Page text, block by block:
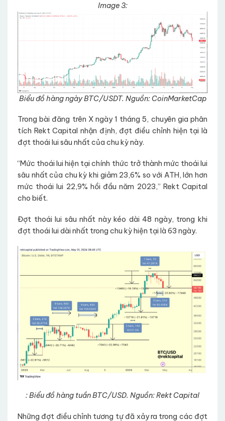
Image 3:
Biểu đồ hàng ngày BTC/USDT. Nguồn: CoinMarketCap
Trong bài đăng trên X ngày 1 tháng 5, chuyên gia phân
tích Rekt Capital nhận định, đợt điều chỉnh hiện tại là
đợt thoái lui sâu nhất của chu kỳ này.
“Mức thoái lui hiện tại chính thức trở thành mức thoái lui
sâu nhất của chu kỳ khi giảm 23,6% so với ATH, lớn hơn
mức thoái lui 22,9% hồi đầu năm 2023,” Rekt Capital
cho biết.
Đợt thoái lui sâu nhất này kéo dài 48 ngày, trong khi
đợt thoái lui dài nhất trong chu kỳ hiện tại là 63 ngày.
: Biểu đồ hàng tuần BTC/USD. Nguồn: Rekt Capital
Những đợt điều chỉnh tương tự đã xảy ra trong các đợt